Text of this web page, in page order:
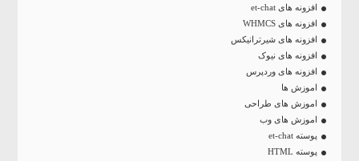
افزونه های et-chat
افزونه های WHMCS
افزونه های شیرترانیکس
افزونه های نیوک
افزونه های وردپرس
اموزش ها
اموزش های طراحی
اموزش های وب
پوسته et-chat
پوسته HTML